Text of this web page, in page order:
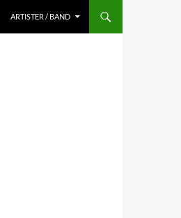
ARTISTER / BAND